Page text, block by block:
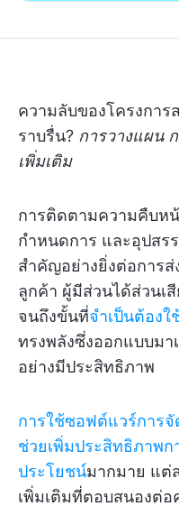
ความลับของโครงการ
ราบรื่น? การวางแผน
เพิ่มเติม
การติดตามความคืบห
กำหนดการ และอุปสร
สำคัญอย่างยิ่งต่อการ
ลูกค้า ผู้มีส่วนได้ส่วน
จนถึงขั้นที่จำเป็นต้อง
ทรงพลังซึ่งออกแบบมา
อย่างมีประสิทธิภาพ
การใช้ซอฟต์แวร์การ
ช่วยเพิ่มประสิทธิภาพ
ประโยชน์มากมาย แต่
เพิ่มเติมที่ตอบสนองต่